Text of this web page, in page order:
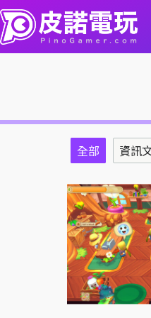
全部 資訊